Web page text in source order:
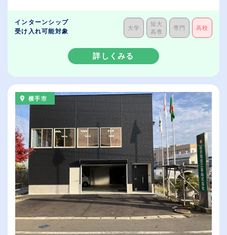
インターンシップ
受け入れ可能対象
大学
短大
高専
専門 高校
詳しくみる
横手市